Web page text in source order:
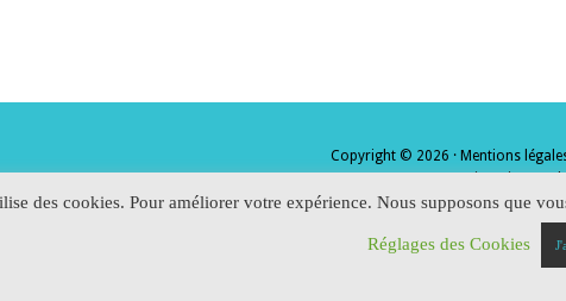
Copyright © 2026 · Mentions
des cookies. Pour améliorer votre expérience. Nous supposons que
Réglages des Cookies